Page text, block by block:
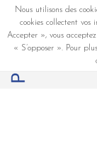
Nous utilisons des
cookies collectent
Accepter », vous
« S’opposer ». Pour